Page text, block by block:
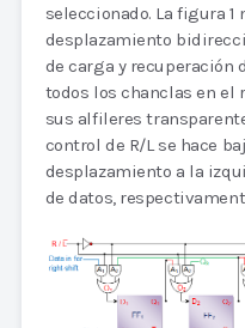
seleccionado. La figura
desplazamiento
de carga y recuperación
todos los chanclas en el
sus alfileres
control de R/L se hace
desplazamiento a la
de datos,